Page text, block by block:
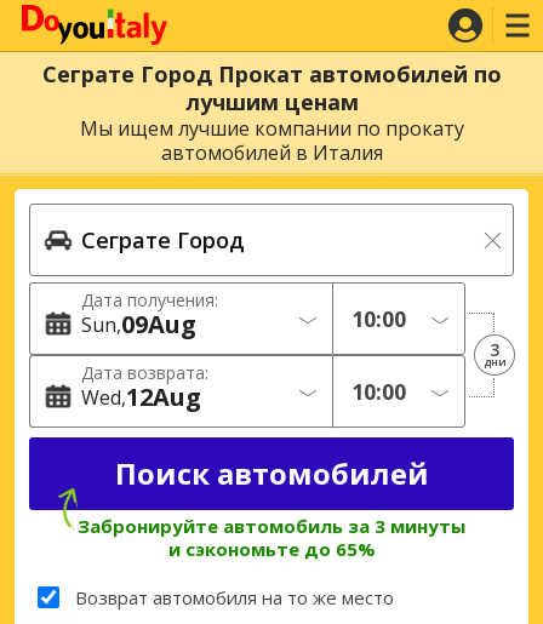
Сеграте Город Прокат автомобилей по
лучшим ценам
Мы ищем лучшие компании по прокату
автомобилей в Италия
Дата получения:
Sun 09Aug
Дата возврата:
Wed 12Aug
3
дни
Забронируйте автомобиль за 3 минуты
и сэкономьте до 65%
Возврат автомобиля на то же место